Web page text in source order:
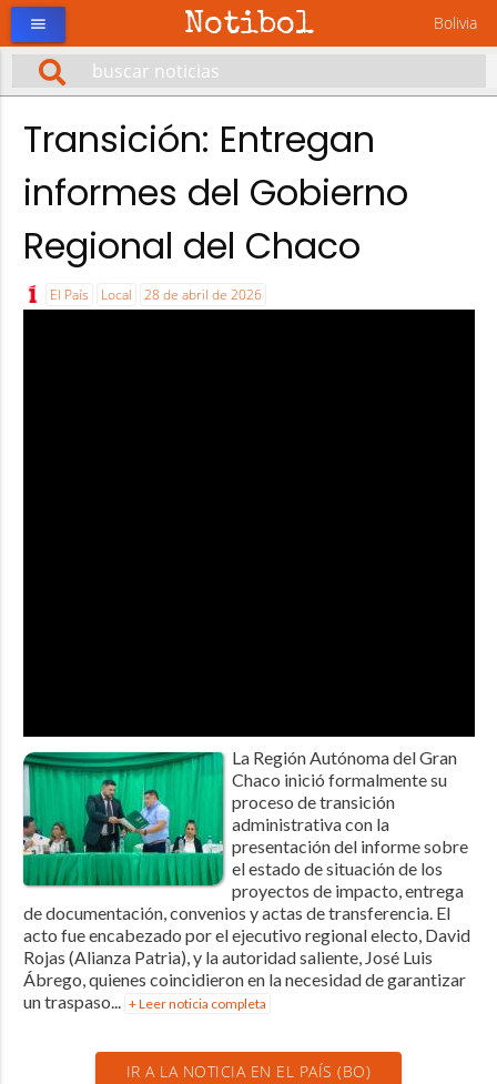
Notibol Bolivia
menu
Transición: Entregan
informes del Gobierno
Regional del Chaco
El País Local 28 de abril de 2026
La Región Autónoma del Gran
Chaco inició formalmente su
proceso de transición
administrativa con la
presentación del informe sobre
el estado de situación de los
proyectos de impacto, entrega
de documentación, convenios y actas de transferencia. El
acto fue encabezado por el ejecutivo regional electo, David
Rojas (Alianza Patria), y la autoridad saliente, José Luis
Ábrego, quienes coincidieron en la necesidad de garantizar
un traspaso... + Leer noticia completa
IR A LA NOTICIA EN EL PAÍS (BO)